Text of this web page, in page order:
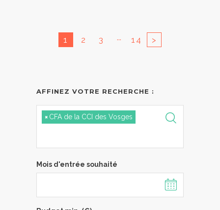
1 2 3 ... 14 >
AFFINEZ VOTRE RECHERCHE :
× CFA de la CCI des Vosges
Mois d'entrée souhaité